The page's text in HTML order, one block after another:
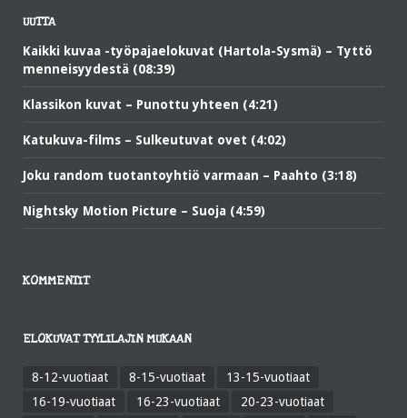
UUTTA
Kaikki kuvaa -työpajaelokuvat (Hartola-Sysmä) – Tyttö
menneisyydestä (08:39)
Klassikon kuvat – Punottu yhteen (4:21)
Katukuva-films – Sulkeutuvat ovet (4:02)
Joku random tuotantoyhtiö varmaan – Paahto (3:18)
Nightsky Motion Picture – Suoja (4:59)
KOMMENTIT
ELOKUVAT TYYLILAJIN MUKAAN
8-12-vuotiaat 8-15-vuotiaat
13-15-vuotiaat
16-19-vuotiaat
16-23-vuotiaat
20-23-vuotiaat